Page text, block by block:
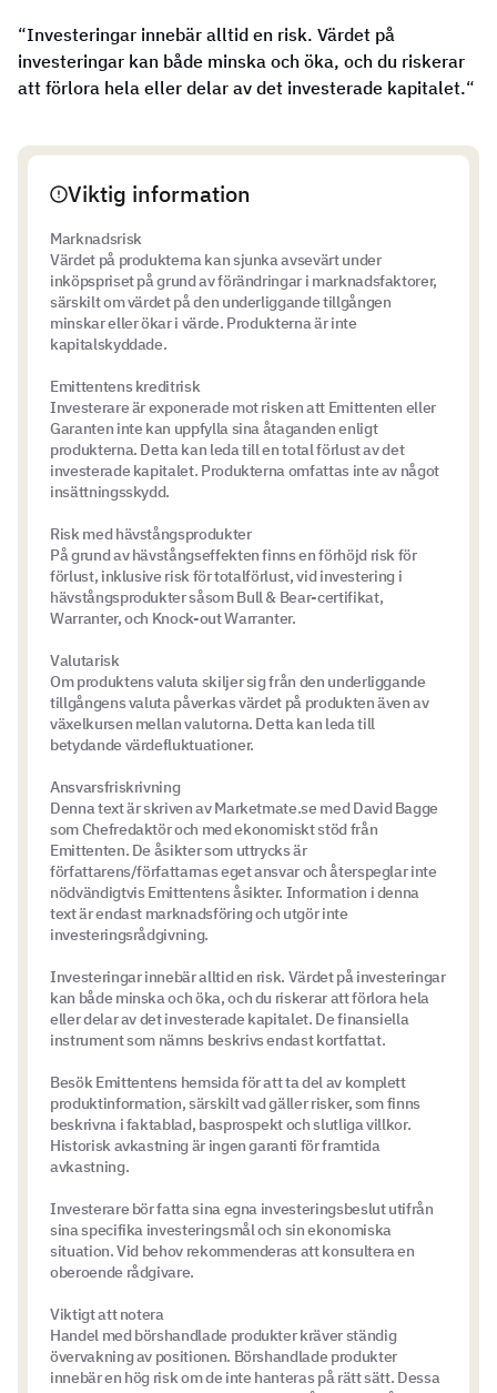
“Investeringar innebär alltid en risk. Värdet på
investeringar kan både minska och öka, och du riskerar
att förlora hela eller delar av det investerade kapitalet.“
Viktig information
Marknadsrisk
Värdet på produkterna kan sjunka avsevärt under
inköpspriset på grund av förändringar i marknadsfaktorer,
särskilt om värdet på den underliggande tillgången
minskar eller ökar i värde. Produkterna är inte
kapitalskyddade.
Emittentens kreditrisk
Investerare är exponerade mot risken att Emittenten eller
Garanten inte kan uppfylla sina åtaganden enligt
produkterna. Detta kan leda till en total förlust av det
investerade kapitalet. Produkterna omfattas inte av något
insättningsskydd.
Risk med hävstångsprodukter
På grund av hävstångseffekten finns en förhöjd risk för
förlust, inklusive risk för totalförlust, vid investering i
hävstångsprodukter såsom Bull & Bear-certifikat,
Warranter, och Knock-out Warranter.
Valutarisk
Om produktens valuta skiljer sig från den underliggande
tillgångens valuta påverkas värdet på produkten även av
växelkursen mellan valutorna. Detta kan leda till
betydande värdefluktuationer.
Ansvarsfriskrivning
Denna text är skriven av Marketmate.se med David Bagge
som Chefredaktör och med ekonomiskt stöd från
Emittenten. De åsikter som uttrycks är
författarens/författarnas eget ansvar och återspeglar inte
nödvändigtvis Emittentens åsikter. Information i denna
text är endast marknadsföring och utgör inte
investeringsrådgivning.
Investeringar innebär alltid en risk. Värdet på investeringar
kan både minska och öka, och du riskerar att förlora hela
eller delar av det investerade kapitalet. De finansiella
instrument som nämns beskrivs endast kortfattat.
Besök Emittentens hemsida för att ta del av komplett
produktinformation, särskilt vad gäller risker, som finns
beskrivna i faktablad, basprospekt och slutliga villkor.
Historisk avkastning är ingen garanti för framtida
avkastning.
Investerare bör fatta sina egna investeringsbeslut utifrån
sina specifika investeringsmål och sin ekonomiska
situation. Vid behov rekommenderas att konsultera en
oberoende rådgivare.
Viktigt att notera
Handel med börshandlade produkter kräver ständig
övervakning av positionen. Börshandlade produkter
innebär en hög risk om de inte hanteras på rätt sätt. Dessa